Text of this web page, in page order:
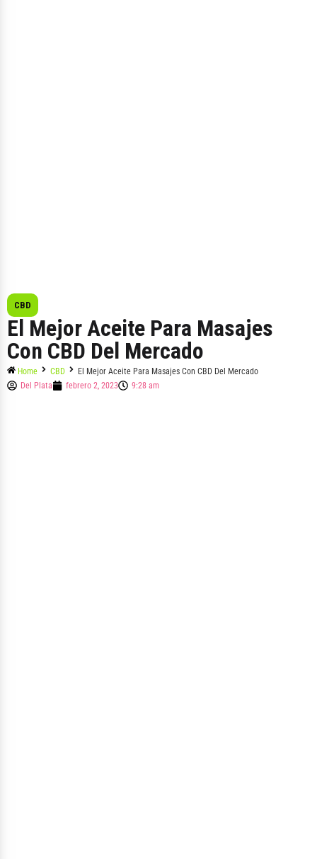
CBD
El Mejor Aceite Para Masajes
Con CBD Del Mercado
Home CBD
El Mejor Aceite Para Masajes Con CBD Del Mercado
Del Plata
febrero 2, 2023 9:28 am